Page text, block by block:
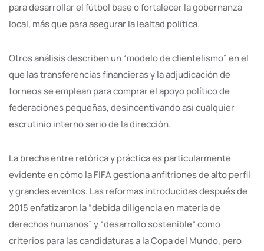
para desarrollar el fútbol base o fortalecer la gobernanza
local, más que para asegurar la lealtad política.
Otros análisis describen un “modelo de clientelismo” en el
que las transferencias financieras y la adjudicación de
torneos se emplean para comprar el apoyo político de
federaciones pequeñas, desincentivando así cualquier
escrutinio interno serio de la dirección.
La brecha entre retórica y práctica es particularmente
evidente en cómo la FIFA gestiona anfitriones de alto perfil
y grandes eventos. Las reformas introducidas después de
2015 enfatizaron la “debida diligencia en materia de
derechos humanos” y “desarrollo sostenible” como
criterios para las candidaturas a la Copa del Mundo, pero